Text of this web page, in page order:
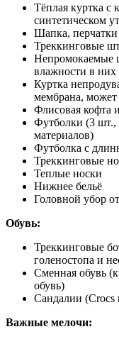
Тёплая куртка с
синтетическом
Шапка, перчатки
Треккинговые
Непромокаемые
влажности в них
Куртка
мембрана,
Флисовая кофта
Футболки (3 шт.,
материалов)
Футболка с
Треккинговые
Теплые носки
Нижнее бельё
Головной убор
Обувь:
Треккинговые
голеностопа и
Сменная обувь
обувь)
Сандалии
Важные мелочи: